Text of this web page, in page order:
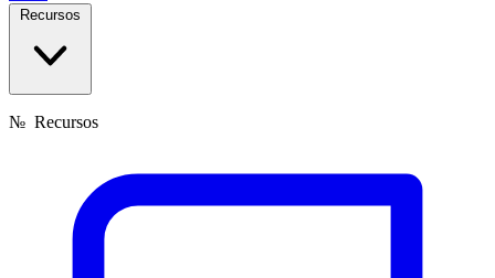
Recursos
№ Recursos